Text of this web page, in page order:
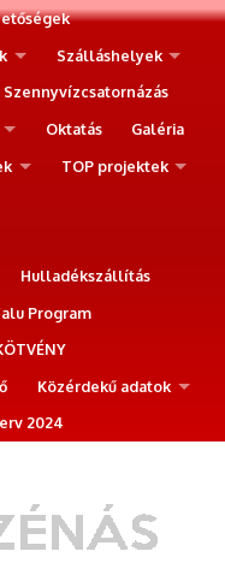
Szálláshelyek
Szennyvízcsatornázás
Oktatás
Galéria
TOP projektek
Hulladékszállítás
Program
Közérdekű adatok
2024